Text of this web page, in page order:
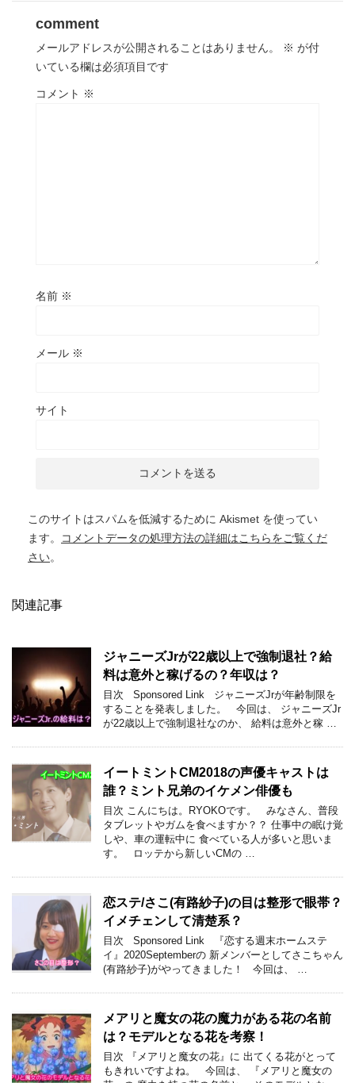
comment
メールアドレスが公開されることはありません。 ※ が付
いている欄は必須項目です
コメント ※
名前 ※
メール ※
サイト
このサイトはスパムを低減するために Akismet を使ってい
ます。
コメントデータの処理方法の詳細はこちらをご覧くだ
さい。
関連記事
ジャニーズJrが22歳以上で強制退社？給
料は意外と稼げるの？年収は？
目次 Sponsored Link ジャニーズJrが年齢制限を
することを発表しました。 今回は、 ジャニーズJr
が22歳以上で強制退社なのか、 給料は意外と稼 …
イートミントCM2018の声優キャストは
誰？ミント兄弟のイケメン俳優も
目次 こんにちは。RYOKOです。 みなさん、普段
タブレットやガムを食べますか？？ 仕事中の眠け覚
しや、車の運転中に 食べている人が多いと思いま
す。 ロッテから新しいCMの …
恋ステ/さこ(有路紗子)の目は整形で眼帯？
イメチェンして清楚系？
目次 Sponsored Link 『恋する週末ホームステ
イ』2020Septemberの 新メンバーとしてさこちゃん
(有路紗子)がやってきました！ 今回は、 …
メアリと魔女の花の魔力がある花の名前
は？モデルとなる花を考察！
目次 『メアリと魔女の花』に 出てくる花がとって
もきれいですよね。 今回は、 『メアリと魔女の